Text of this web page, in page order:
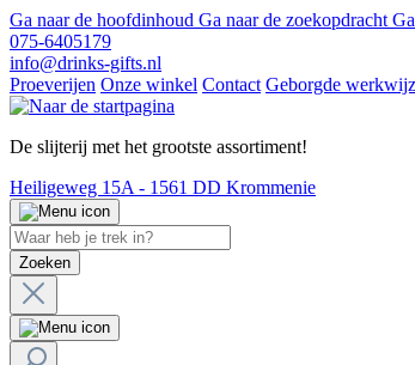
Ga naar de hoofdinhoud Ga naar de zoekopdracht
075-6405179
info@drinks-gifts.nl
Proeverijen Onze winkel Contact Geborgde
De slijterij met het grootste assortiment!
Heiligeweg 15A - 1561 DD Krommenie
Zoeken